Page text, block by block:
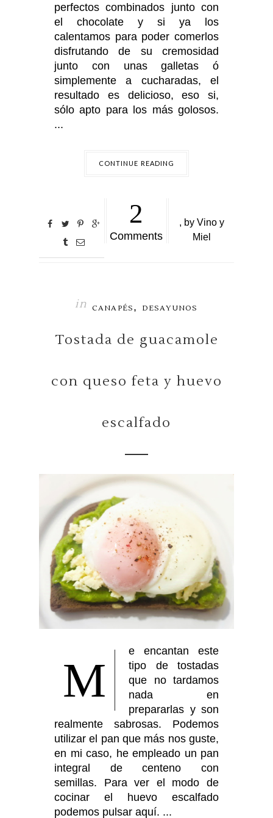
perfectos combinados junto con
el chocolate y si ya los
calentamos para poder comerlos
disfrutando de su cremosidad
junto con unas galletas ó
simplemente a cucharadas, el
resultado es delicioso, eso si,
sólo apto para los más golosos.
...
CONTINUE READING
2
Comments
, by Vino y
Miel
in CANAPÉS , DESAYUNOS
Tostada de guacamole
con queso feta y huevo
escalfado
M
e encantan este
tipo de tostadas
que no tardamos
nada en
prepararlas y son
realmente sabrosas. Podemos
utilizar el pan que más nos guste,
en mi caso, he empleado un pan
integral de centeno con
semillas. Para ver el modo de
cocinar el huevo escalfado
podemos pulsar aquí. ...